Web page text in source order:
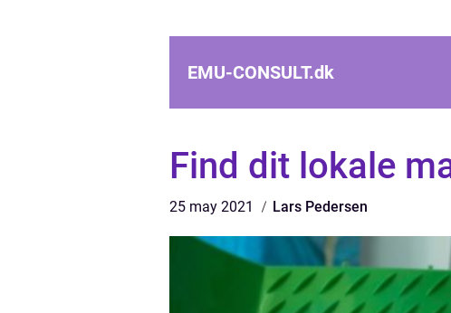
EMU-CONSULT.dk
Find dit lokale
25 may 2021 Lars Pedersen